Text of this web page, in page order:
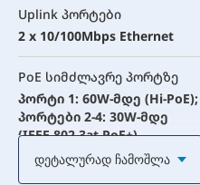
Uplink პორტები
2 x 10/100Mbps Ethernet
PoE სიმძლავრე პორტზე
პორტი 1: 60W-მდე (Hi-PoE);
პორტები 2-4: 30W-მდე
(IEEE 802.3at PoE+)
Დეტალურად Ჩამოშლა